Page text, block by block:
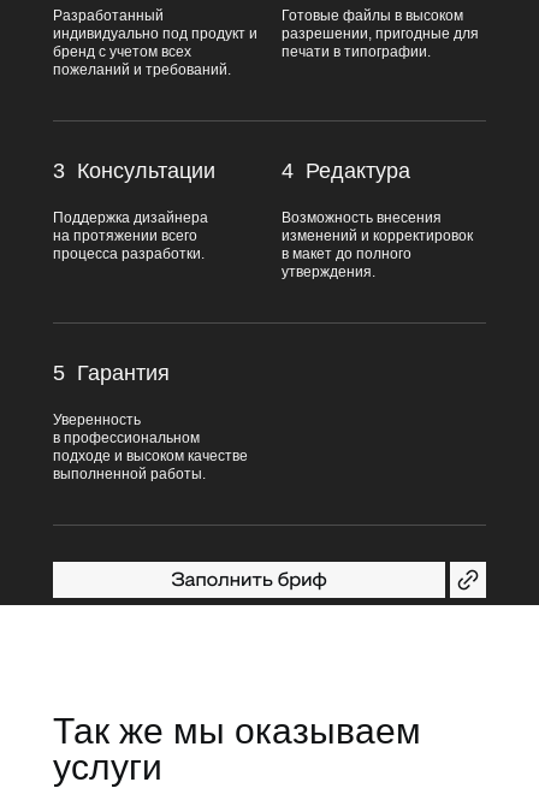
Разработанный
индивидуально под продукт и
бренд с учетом всех
пожеланий и требований.
Готовые файлы в высоком
разрешении, пригодные для
печати в типографии.
3 Консультации
Поддержка дизайнера
на протяжении всего
процесса разработки.
4 Редактура
Возможность внесения
изменений и корректировок
в макет до полного
утверждения.
5 Гарантия
Уверенность
в профессиональном
подходе и высоком качестве
выполненной работы.
Так же мы оказываем
услуги